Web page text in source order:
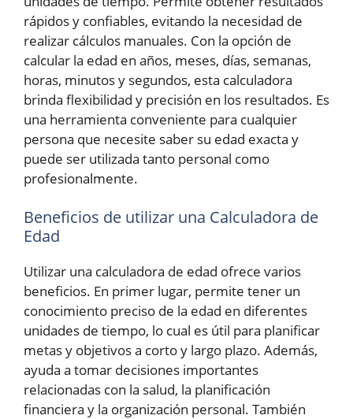
rápidos y confiables, evitando la necesidad de
realizar cálculos manuales. Con la opción de
calcular la edad en años, meses, días, semanas,
horas, minutos y segundos, esta calculadora
brinda flexibilidad y precisión en los resultados. Es
una herramienta conveniente para cualquier
persona que necesite saber su edad exacta y
puede ser utilizada tanto personal como
profesionalmente.
Beneficios de utilizar una Calculadora de
Edad
Utilizar una calculadora de edad ofrece varios
beneficios. En primer lugar, permite tener un
conocimiento preciso de la edad en diferentes
unidades de tiempo, lo cual es útil para planificar
metas y objetivos a corto y largo plazo. Además,
ayuda a tomar decisiones importantes
relacionadas con la salud, la planificación
financiera y la organización personal. También